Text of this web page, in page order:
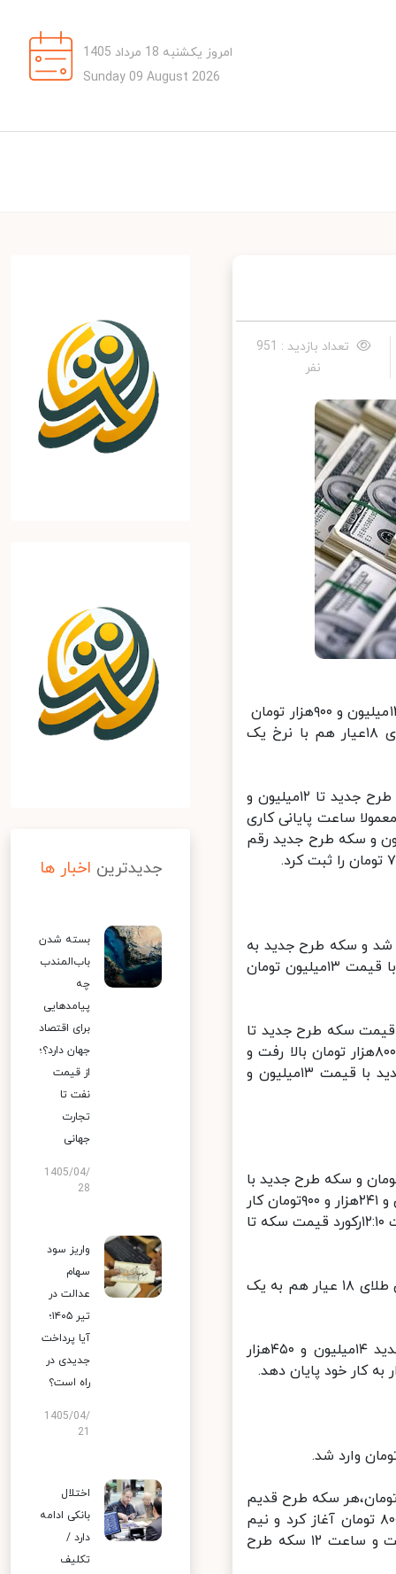
امروز یکشنبه 18 مرداد 1405
Sunday 09 August 2026
تعداد بازدید : 951
نفر
خبرآنلاین: در نخستین روز هفته برابر با ۱۰ آبان ماه سکه طرح قدیم با نرخ ۱۲میلیون و ۹۰۰هزار تومان
و سکه طرح جدید نیز با ۱۳میلیون و ۶۰۰هزار تومان داد و ستد شد و طلای ۱۸عیار هم با نرخ یک
نوسان قیمتی سبب شد تا در ساعت ۱۳:۵۰ دقیقه شهر شنبه گذشته سکه طرح جدید تا ۱۲میلیون و
را تجربه کند که پایدار نبود و تا ساعت ۲۰ که معمولا ساعت پایانی کاری
محسوب می شود نرخ سکه طرح قدیم عدد ۱۲میلیون و سکه طرح جدید رقم
دیگر افزایشی شد و سکه طرح جدید به
۱۲میلون و ۸۰۰ هزار تومان رسید و تقریبا در ساعت ۱۲:۱۰ دقیقه سکه دوباره با قیمت ۱۳میلیون تومان
ثابت بود به جز اینکه ساعت ۱۴:۳۰ دقیقه قیمت سکه طرح جدید تا
۱۲میلیون و ۹۵۰هزار تومان ریخت اما در ساعت ۱۷:۲۰ دقیقه تا ۱۳میلیون و ۸۰۰هزار تومان بالا رفت و
سرانجام سکه طرح قدیم با نرخ ۱۲میلیون و ۸۰۰هزار تومان و سکه طرح جدید با قیمت ۱۳میلیون و
۱۱ سکه طرح قدیم با رقم ۱۲میلیون و ۸۰۰هزار تومان و سکه طرح جدید با
نرخ ۱۳میلیون و ۷۰۰هزار تومان و هر گرم طلای ۱۸ عیار هم با نرخ یک میلیون و ۲۴۱هزار و ۹۰۰تومان کار
خود را آغاز کرد و نیم ساعت بعد سکه وارد کانال ۱۴ میلیون تومان شد. ساعت ۱۲:۱۰رکورد قیمت سکه تا
در ساعت ۱۴نیز قیمت سکه به ۱۴میلیون و ۶۰۰هزار تومان رسید و در کنار آن طلای ۱۸ عیار هم به یک
سرانجام سکه طرح قدیم با نرخ ۱۳میلیون و ۵۰۰هزار تومان، سکه طرح جدید ۱۴میلیون و ۴۵۰هزار
قیمتی هر سکه طرح جدید برابر با ۱۵میلیون و ۱۰۰هزار تومان،‌هر سکه طرح قدیم
هم ۱۴میلیون تومان و هر گرم طلای ۱۸عیار نیز یک میلیون و ۳۱۵ هزار و ۸۰۰ تومان آغاز کرد و نیم
ساعت بعد سکه تا ۱۵میلیون و ۲۵۰هزار تومان نیز بالا رفت که ثبات نداشت و ساعت ۱۲ سکه طرح
جدیدترین اخبار ها
بسته شدن
باب‌المندب
چه
پیامدهایی
برای اقتصاد
جهان دارد؟؛
از قیمت
نفت تا
تجارت
جهانی
1405/04/
28
واریز سود
سهام
عدالت در
تیر ۱۴۰۵؛
آیا پرداخت
جدیدی در
راه است؟
1405/04/
اختلال
بانکی ادامه
دارد /
تکلیف